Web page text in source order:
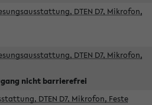
DTEN D7, Mikrofon,
DTEN D7, Mikrofon,
nicht barrierefrei
DTEN D7, Mikrofon, Feste